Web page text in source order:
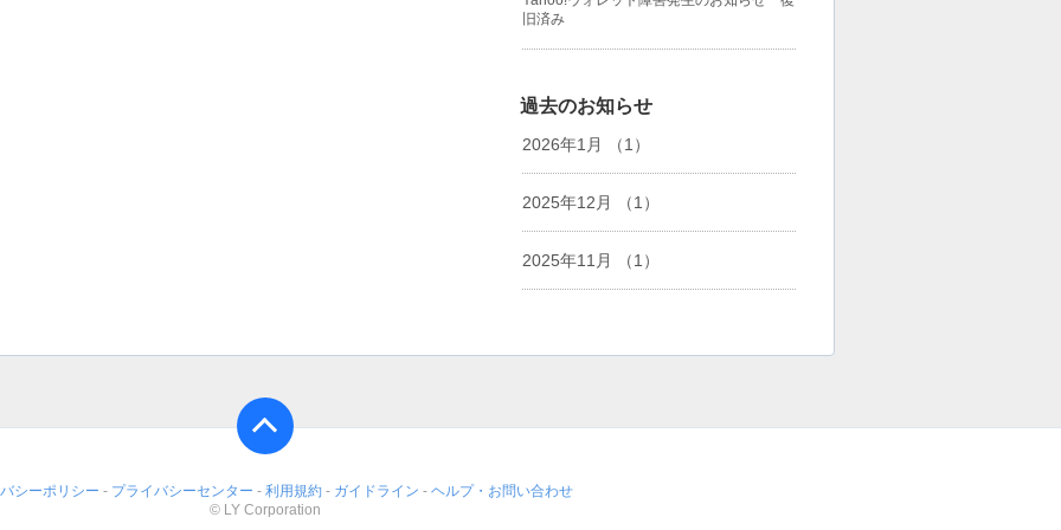
旧済み
過去のお知らせ
2026年1月 （1）
2025年12月 （1）
2025年11月 （1）
シーポリシー - プライバシーセンター - 利用規約 - ガイドライン - ヘルプ・お問い合わせ
© LY Corporation